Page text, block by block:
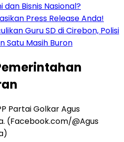
dan Bisnis Nasional?
Press Release Anda!
Guru SD di Cirebon, Polisi
Satu Masih Buron